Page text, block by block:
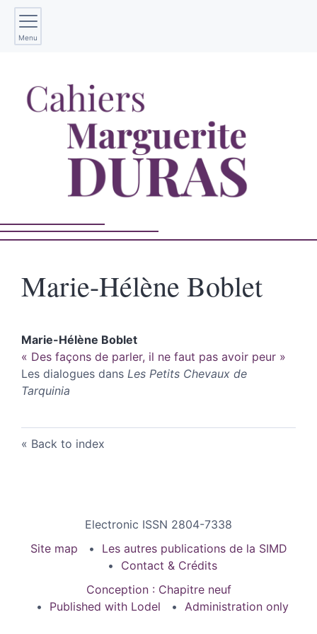
Menu
Marie-Hélène Boblet
Marie-Hélène Boblet
« Des façons de parler, il ne faut pas avoir peur »
Les dialogues dans Les Petits Chevaux de
Tarquinia
Back to index
Electronic ISSN 2804-7338
Site map
Les autres publications de la SIMD
Contact & Crédits
Conception : Chapitre neuf
Published with Lodel
Administration only